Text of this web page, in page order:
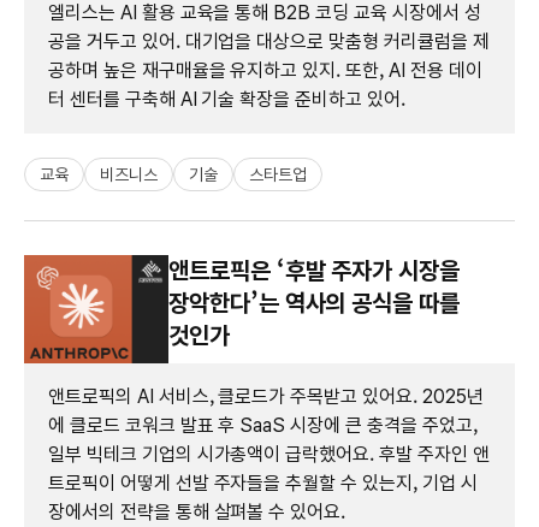
엘리스는 AI 활용 교육을 통해 B2B 코딩 교육 시장에서 성
공을 거두고 있어. 대기업을 대상으로 맞춤형 커리큘럼을 제
공하며 높은 재구매율을 유지하고 있지. 또한, AI 전용 데이
터 센터를 구축해 AI 기술 확장을 준비하고 있어.
교육 비즈니스 기술 스타트업
앤트로픽은 ‘후발 주자가 시장을
장악한다’는 역사의 공식을 따를
것인가
앤트로픽의 AI 서비스, 클로드가 주목받고 있어요. 2025년
에 클로드 코워크 발표 후 SaaS 시장에 큰 충격을 주었고,
일부 빅테크 기업의 시가총액이 급락했어요. 후발 주자인 앤
트로픽이 어떻게 선발 주자들을 추월할 수 있는지, 기업 시
장에서의 전략을 통해 살펴볼 수 있어요.